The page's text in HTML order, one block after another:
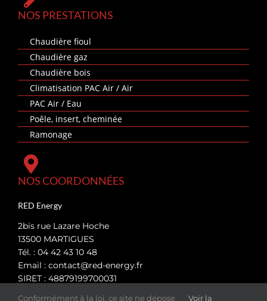
NOS PRESTATIONS
Chaudière fioul
Chaudière gaz
Chaudière bois
Climatisation PAC Air / Air
PAC Air / Eau
Poêle, insert, cheminée
Ramonage
NOS COORDONNÉES
RED Energy
2bis rue Lazare Hoche
13500 MARTIGUES
Tél. : 04 42 43 10 48
Email : contact@red-energy.fr
SIRET : 48879199700031
Conformément à la loi, ce site ne dépose Voir la